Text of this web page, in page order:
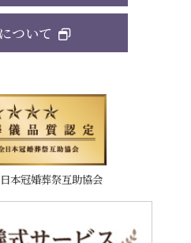
ついて
本冠婚葬祭互助協会